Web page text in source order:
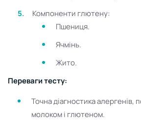
Компоненти глютену:
Пшениця.
Ячмінь.
Жито.
Переваги тесту:
Точна діагностика алергенів,
молоком і глютеном.